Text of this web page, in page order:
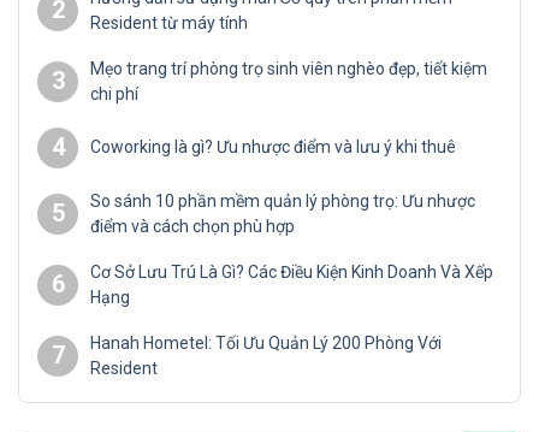
2
Resident từ máy tính
3
Mẹo trang trí phòng trọ sinh viên nghèo đẹp, tiết kiệm
chi phí
4 Coworking là gì? Ưu nhược điểm và lưu ý khi thuê
5
So sánh 10 phần mềm quản lý phòng trọ: Ưu nhược
điểm và cách chọn phù hợp
6
Cơ Sở Lưu Trú Là Gì? Các Điều Kiện Kinh Doanh Và Xếp
Hạng
7
Hanah Hometel: Tối Ưu Quản Lý 200 Phòng Với
Resident